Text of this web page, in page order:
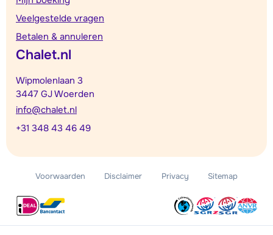
Veelgestelde vragen
Betalen & annuleren
Chalet.nl
Wipmolenlaan 3
3447 GJ Woerden
info@chalet.nl
+31 348 43 46 49
Voorwaarden Disclaimer Privacy Sitemap